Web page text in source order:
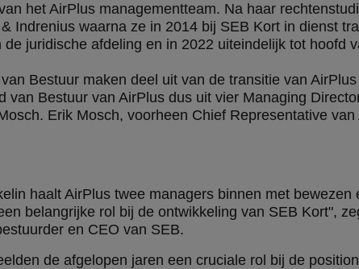
het AirPlus managementteam. Na haar
Indrenius waarna ze in 2014 bij SEB Kort in dienst
juridische afdeling en in 2022 uiteindelijk tot hoofd
Bestuur maken deel uit van de transitie van
van Bestuur van AirPlus dus uit vier Managing
Erik Mosch, voorheen Chief Representative
haalt AirPlus twee managers binnen met
belangrijke rol bij de ontwikkeling van SEB Kort",
en CEO van SEB.
de afgelopen jaren een cruciale rol bij de